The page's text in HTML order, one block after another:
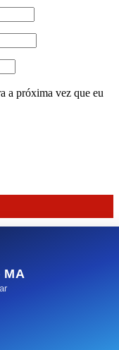
a próxima vez que eu
MA